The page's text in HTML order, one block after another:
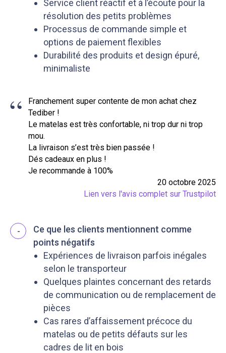
Service client réactif et à l’écoute pour la
résolution des petits problèmes
Processus de commande simple et
options de paiement flexibles
Durabilité des produits et design épuré,
minimaliste
“
Franchement super contente de mon achat chez
Tediber !
Le matelas est très confortable, ni trop dur ni trop
mou.
La livraison s’est très bien passée !
Dés cadeaux en plus !
Je recommande à 100%
20 octobre 2025
Lien vers l'avis complet sur Trustpilot
-
Ce que les clients mentionnent comme
points négatifs
Expériences de livraison parfois inégales
selon le transporteur
Quelques plaintes concernant des retards
de communication ou de remplacement de
pièces
Cas rares d’affaissement précoce du
matelas ou de petits défauts sur les
cadres de lit en bois